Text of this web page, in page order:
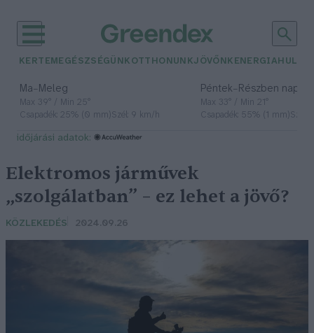
KERTEM EGÉSZSÉGÜNK OTTHONUNKJÖVŐNK ENERGIA
Ma– Meleg
Max 39° / Min 25°
Csapadék: 25% (0 mm)Szél: 9 km/h
Péntek– Részben
Max 33° / Min 21°
Csapadék: 55% (1 mm)Szél:
időjárási adatok:
Elektromos járművek
„szolgálatban” – ez lehet a jövő?
KÖZLEKEDÉS 2024.09.26